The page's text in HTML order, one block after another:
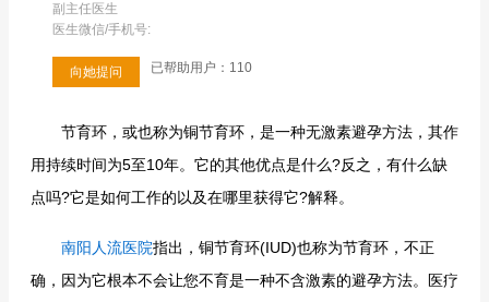
副主任医生
医生微信/手机号:
向她提问 已帮助用户：110
节育环，或也称为铜节育环，是一种无激素避孕方法，其作
用持续时间为5至10年。它的其他优点是什么?反之，有什么缺
点吗?它是如何工作的以及在哪里获得它?解释。
南阳人流医院指出，铜节育环(IUD)也称为节育环，不正
确，因为它根本不会让您不育是一种不含激素的避孕方法。医疗